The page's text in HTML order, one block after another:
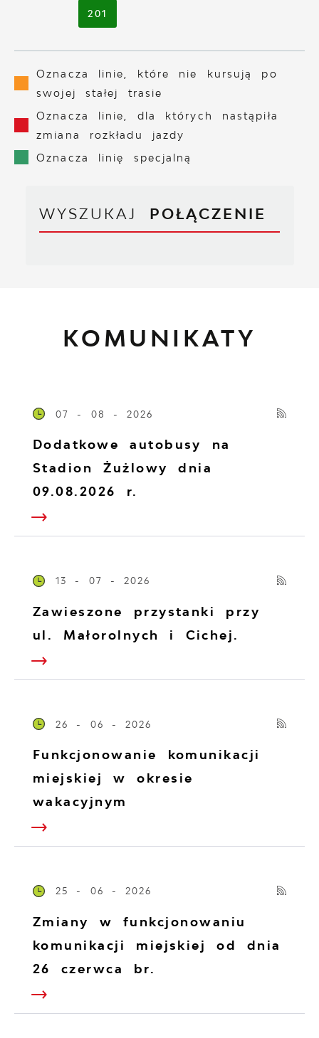
201
Oznacza linie, które nie kursują po
swojej stałej trasie
Oznacza linie, dla których nastąpiła
zmiana rozkładu jazdy
Oznacza linię specjalną
WYSZUKAJ POŁĄCZENIE
KOMUNIKATY
07 - 08 - 2026
Dodatkowe autobusy na
Stadion Żużlowy dnia
09.08.2026 r.
13 - 07 - 2026
Zawieszone przystanki przy
ul. Małorolnych i Cichej.
26 - 06 - 2026
Funkcjonowanie komunikacji
miejskiej w okresie
wakacyjnym
25 - 06 - 2026
Zmiany w funkcjonowaniu
komunikacji miejskiej od dnia
26 czerwca br.